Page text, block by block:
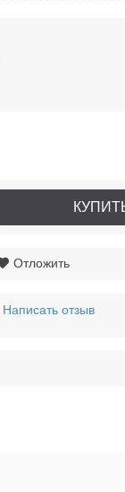
Конни
Отложить
Написать отзыв